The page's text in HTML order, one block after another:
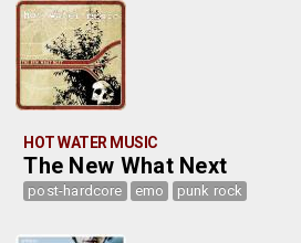
HOT WATER MUSIC
The New What Next
post-hardcore emo punk rock